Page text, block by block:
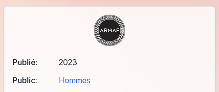
Publié:
2023
Public:
Hommes